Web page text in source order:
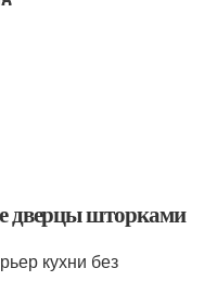
дверцы шторками
кухни без